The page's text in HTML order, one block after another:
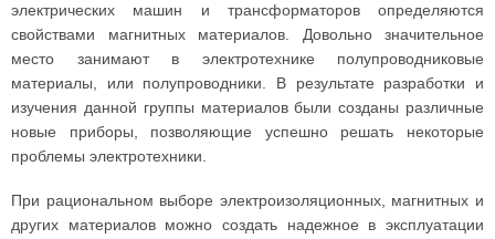
электрических машин и трансформаторов определяются
свойствами магнитных материалов. Довольно значительное
место занимают в электротехнике полупроводниковые
материалы, или полупроводники. В результате разработки и
изучения данной группы материалов были созданы различные
новые приборы, позволяющие успешно решать некоторые
проблемы электротехники.
При рациональном выборе электроизоляционных, магнитных и
других материалов можно создать надежное в эксплуатации